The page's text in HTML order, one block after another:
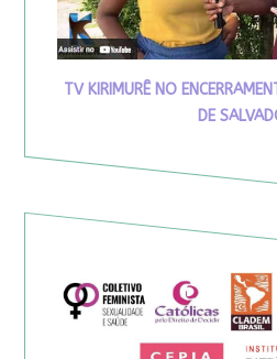
TV KIRIMURÊ NO
DE